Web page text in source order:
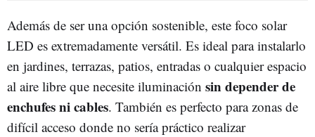
Además de ser una opción sostenible, este foco solar
LED es extremadamente versátil. Es ideal para instalarlo
en jardines, terrazas, patios, entradas o cualquier espacio
al aire libre que necesite iluminación sin depender de
enchufes ni cables. También es perfecto para zonas de
difícil acceso donde no sería práctico realizar